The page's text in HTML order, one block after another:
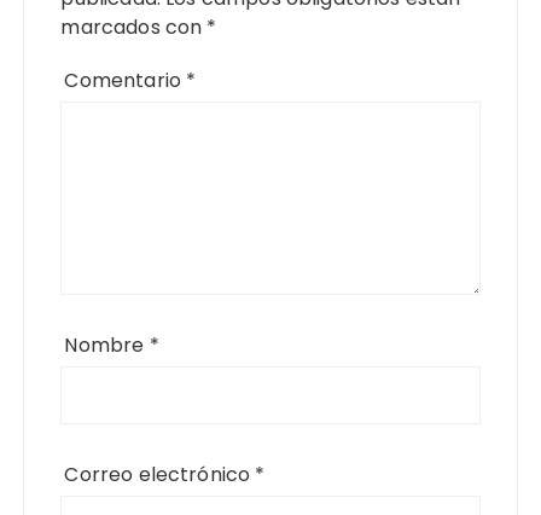
marcados con *
Comentario *
Nombre *
Correo electrónico *